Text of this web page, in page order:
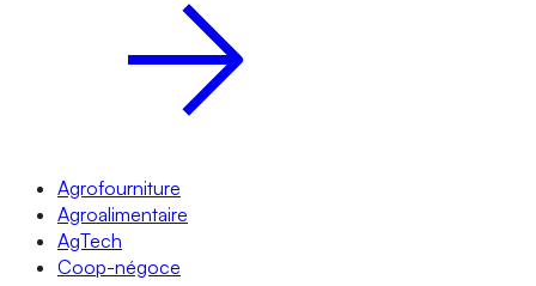
Agrofourniture
Agroalimentaire
AgTech
Coop-négoce